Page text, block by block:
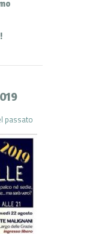
passato